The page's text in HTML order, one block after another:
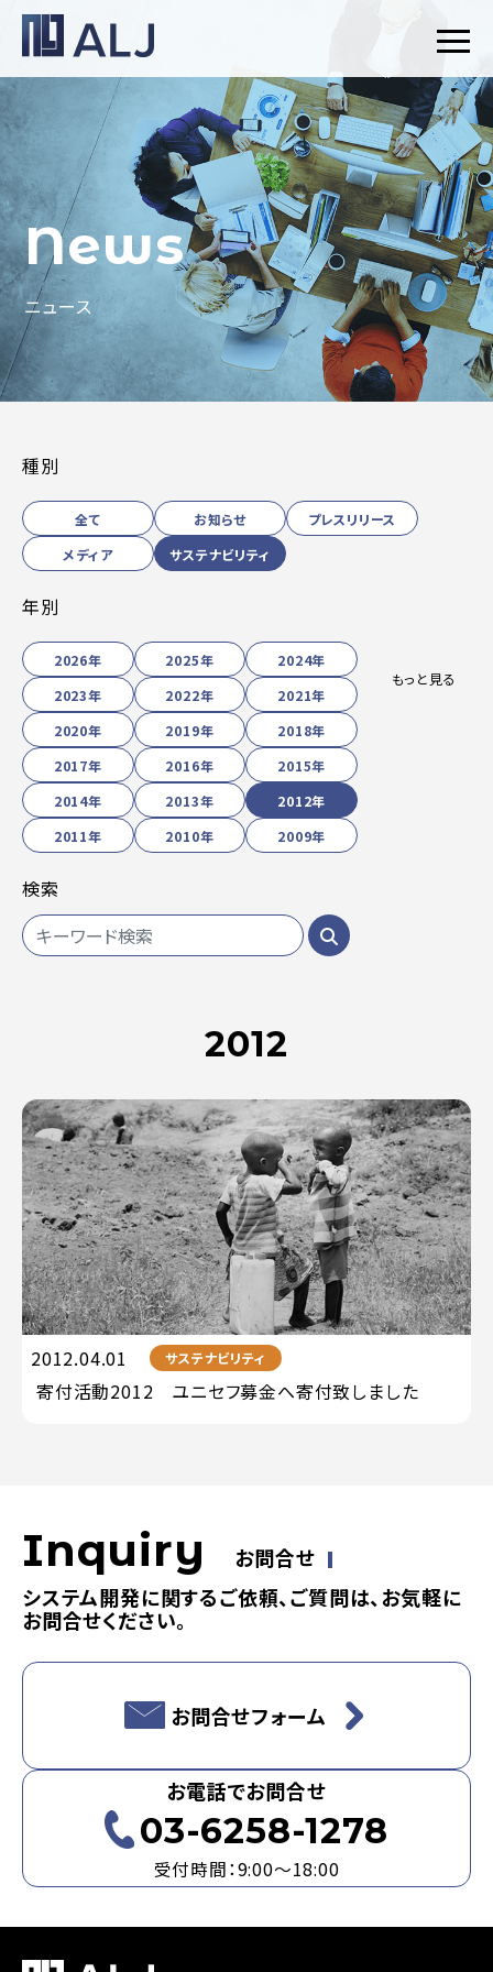
News
ニュース
種別
全て お知らせ
プレスリリース
メディア
サステナビリティ
年別
2026年 2025年
2024年
2023年
2022年
2021年
2020年
2019年
2018年
2017年
2016年
2015年
2014年
2013年
2012年
2011年
2010年 2009年
もっと見る
検索
2012
2012.04.01 サステナビリティ
寄付活動2012 ユニセフ募金へ寄付致しました
Inquiry
お問合せ
システム開発に関するご依頼、ご質問は、お気軽に
お問合せください。
お問合せフォーム
お電話でお問合せ
03-6258-1278
受付時間：9:00～18:00